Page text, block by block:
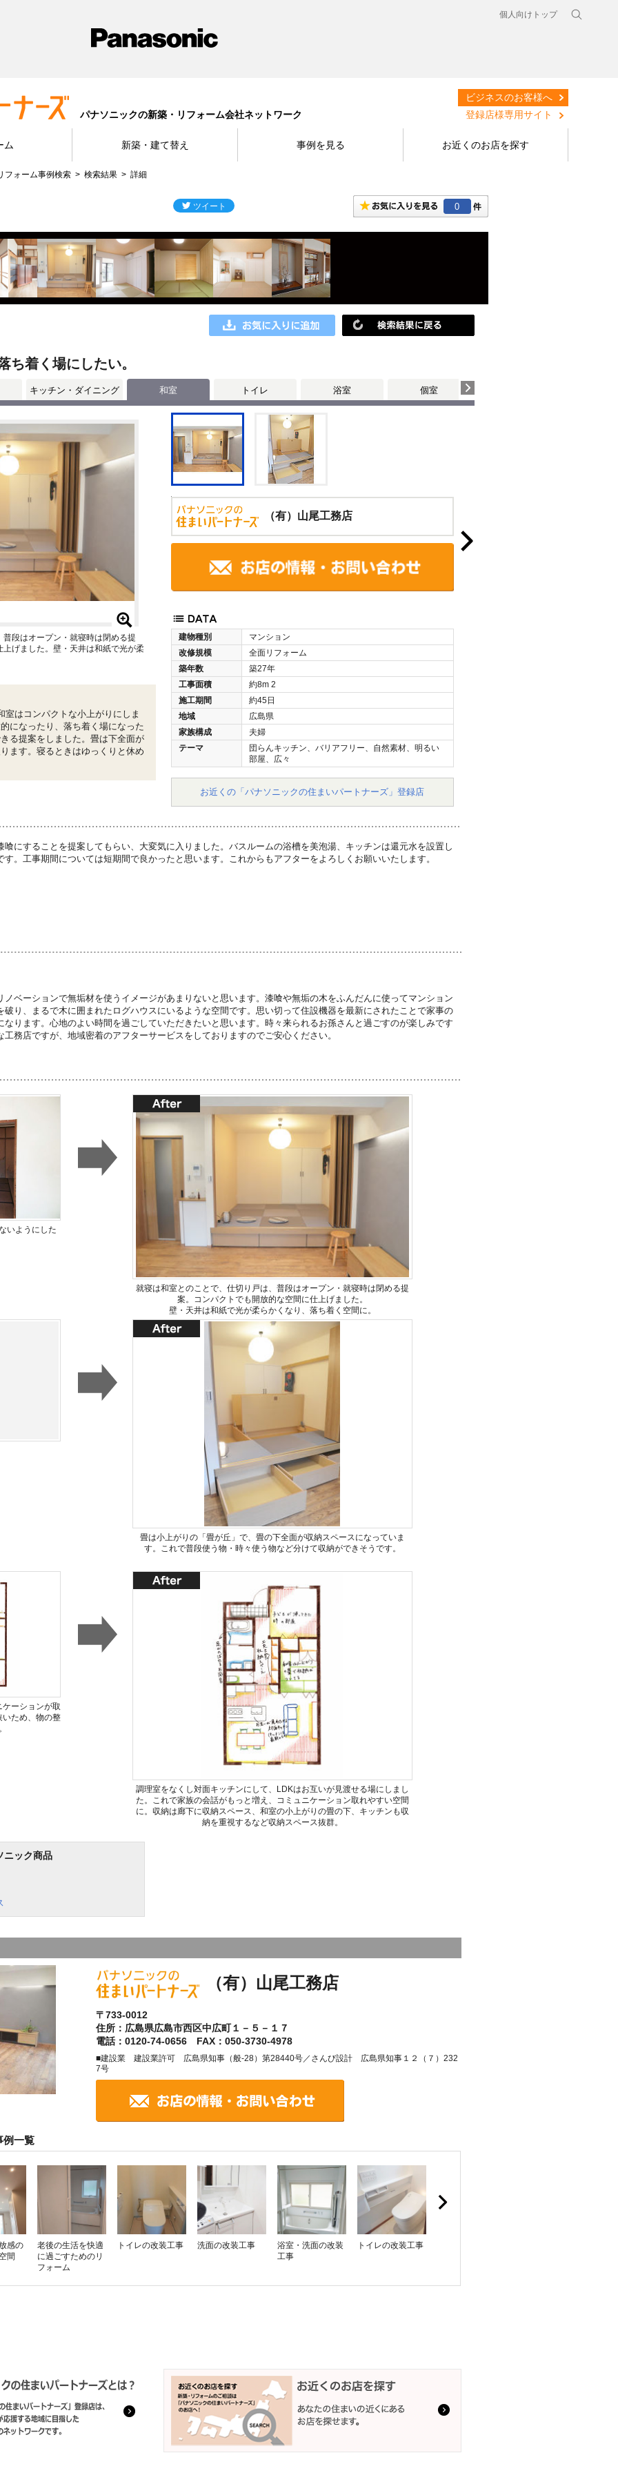
個人向けトップ
パナソニックの新築・リフォーム会社ネットワーク
ビジネスのお客様へ
登録店様専用サイト
ム 新築・建て替え 事例を見る お近くのお店を探す
フォーム事例検索 検索結果 詳細
0
ち着く場にしたい。
キッチン・ダイニング 和室 トイレ 浴室 個室
（有）山尾工務店
建物種別
マンション
改修規模
全面リフォーム
築年数
築27年
工事面積
約8m 2
施工期間
約45日
地域
広島県
家族構成
夫婦
テーマ
団らんキッチン、バリアフリー、自然素材、明るい
部屋、広々
お近くの「パナソニックの住まいパートナーズ」登録店
段はオープン・就寝時は閉める提
げました。壁・天井は和紙で光が柔
はコンパクトな小上がりにしま
になったり、落ち着く場になった
る提案をしました。畳は下全面が
ます。寝るときはゆっくりと休め
喰にすることを提案してもらい、大変気に入りました。バスルームの浴槽を美泡湯、キッチンは還元水を設置し
す。工事期間については短期間で良かったと思います。これからもアフターをよろしくお願いいたします。
ノベーションで無垢材を使うイメージがあまりないと思います。漆喰や無垢の木をふんだんに使ってマンション
破り、まるで木に囲まれたログハウスにいるような空間です。思い切って住設機器を最新にされたことで家事の
なります。心地のよい時間を過ごしていただきたいと思います。時々来られるお孫さんと過ごすのが楽しみです
工務店ですが、地域密着のアフターサービスをしておりますのでご安心ください。
いようにした
就寝は和室とのことで、仕切り戸は、普段はオープン・就寝時は閉める提
案。コンパクトでも開放的な空間に仕上げました。
壁・天井は和紙で光が柔らかくなり、落ち着く空間に。
畳は小上がりの「畳が丘」で、畳の下全面が収納スペースになっていま
す。これで普段使う物・時々使う物など分けて収納ができそうです。
ーションが取
ため、物の整
調理室をなくし対面キッチンにして、LDKはお互いが見渡せる場にしまし
た。これで家族の会話がもっと増え、コミュニケーション取れやすい空間
に。収納は廊下に収納スペース、和室の小上がりの畳の下、キッチンも収
納を重視するなど収納スペース抜群。
ニック商品
（有）山尾工務店
〒733-0012
住所：広島県広島市西区中広町１－５－１７
電話：0120-74-0656 FAX：050-3730-4978
■建設業 建設業許可 広島県知事（般-28）第28440号／さんび設計 広島県知事１２（７）232
7号
例一覧
感の
間
老後の生活を快適
に過ごすためのリ
フォーム
トイレの改装工事 洗面の改装工事
浴室・洗面の改装
工事
トイレの改装工事